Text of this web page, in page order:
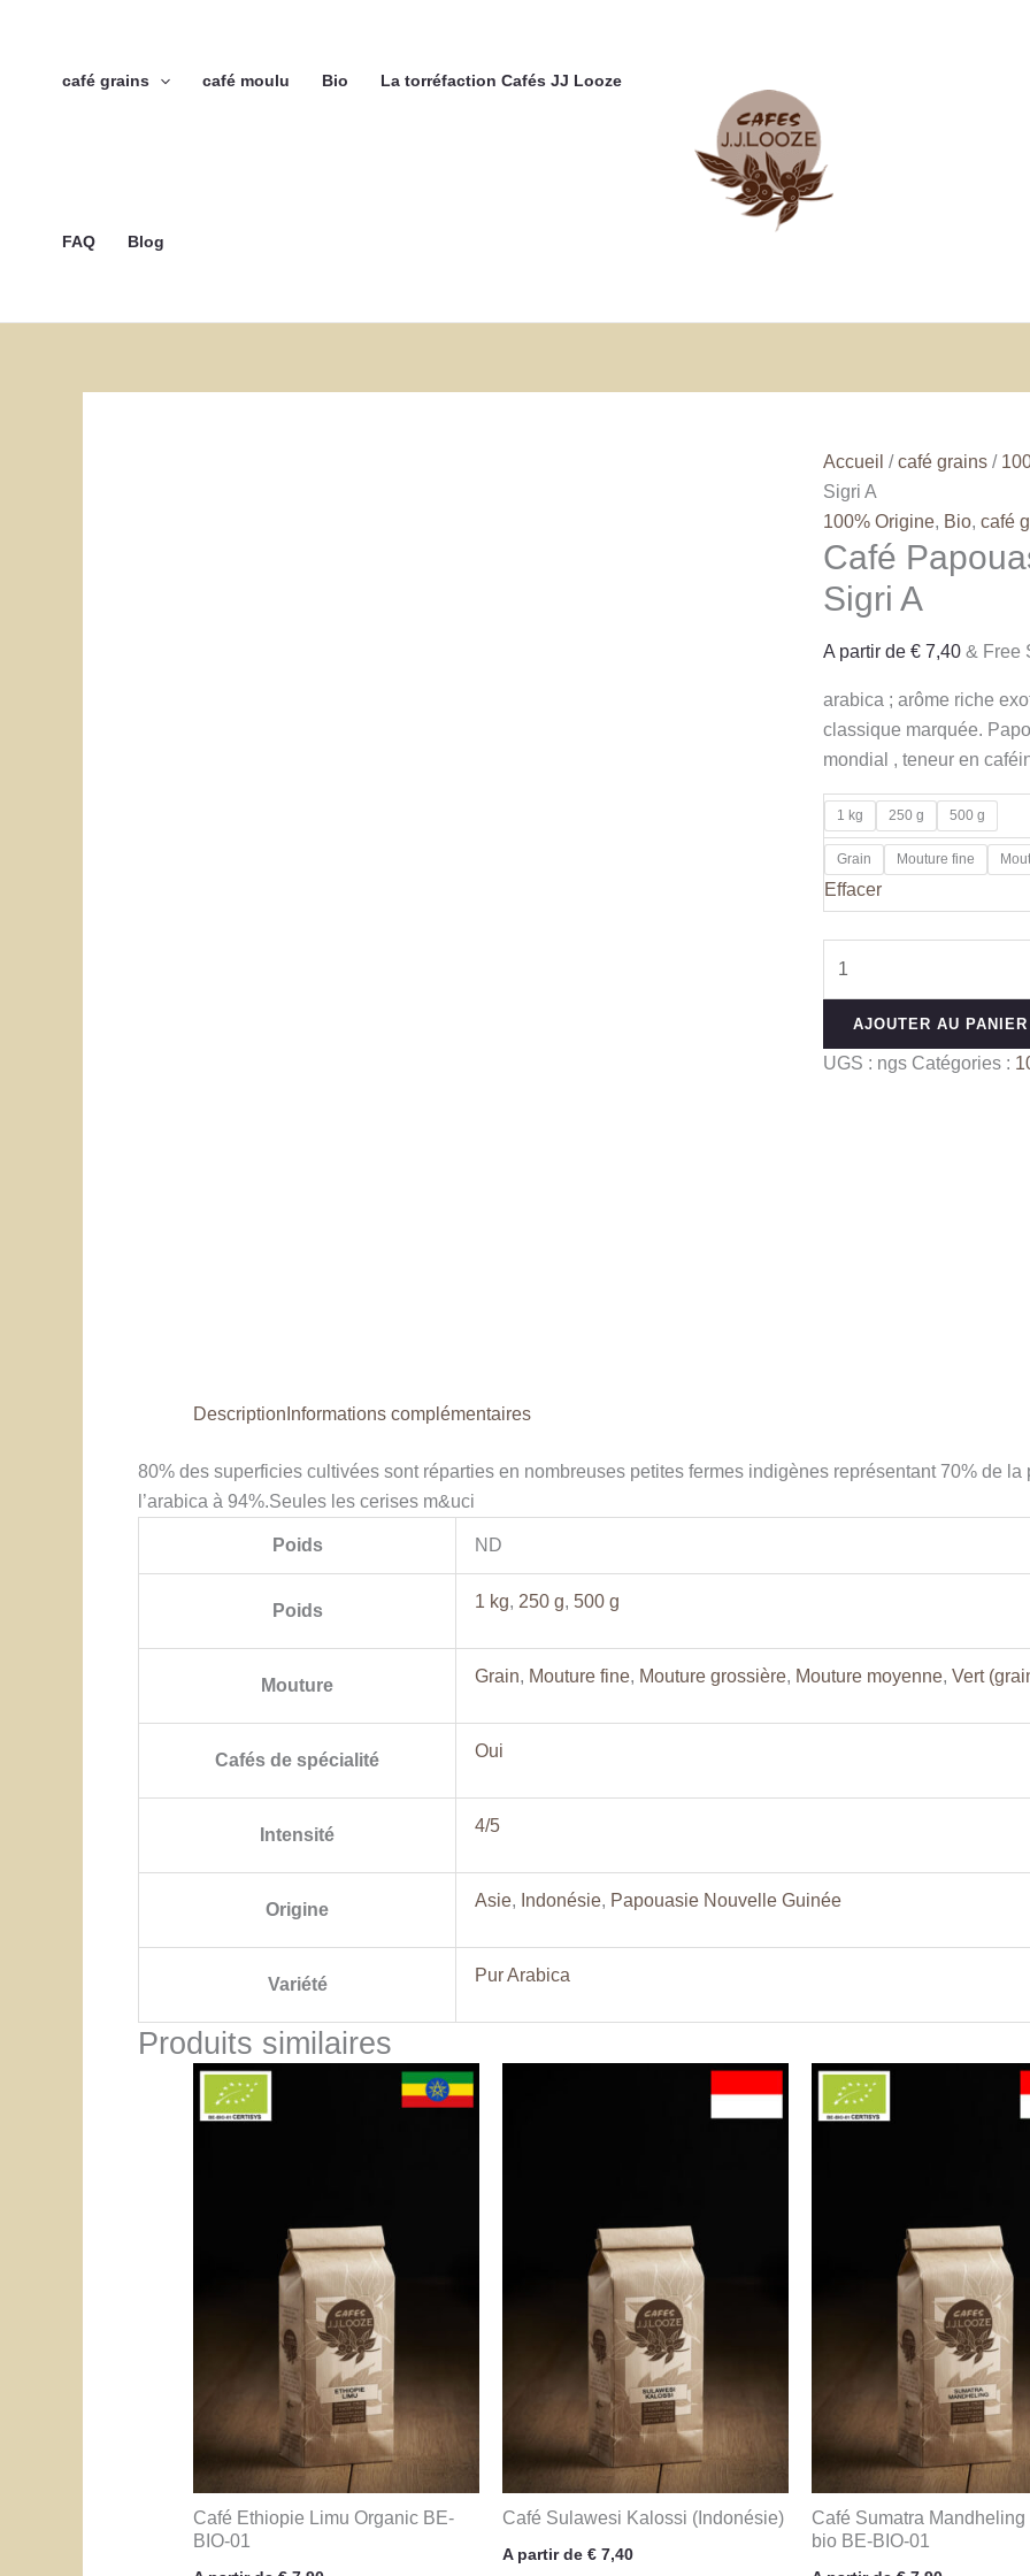
café grains café moulu Bio La torréfaction Cafés JJ Looze
FAQ Blog
Accueil /café grains /
Sigri A
100% Origine, Bio,café
Café
Sigri A
A partir de€ 7,40 & Free
arabica ; arôme riche
classique marquée.
mondial , teneur en
1 kg 250 g 500 g
Grain Mouture fine
Effacer
Nouvelle
AJOUTER AU PANIER
UGS : ngs Catégories :
Description Informations complémentaires
80% des superficies cultivées sont réparties en nombreuses petites fermes indigènes représentant 70% de la
l’arabica à 94%.Seules les cerises m&uci
Poids ND
Poids 1 kg, 250 g, 500 g
Mouture Grain, Mouture fine, Mouture grossière, Mouture moyenne, Vert
Cafés de spécialité Oui
Intensité 4/5
Origine Asie, Indonésie, Papouasie Nouvelle Guinée
Variété Pur Arabica
Produits similaires
Café Ethiopie Limu Organic BE-
BIO-01
Café Sulawesi Kalossi (Indonésie)
A partir de € 7,40
Café Sumatra Mandheling
bio BE-BIO-01